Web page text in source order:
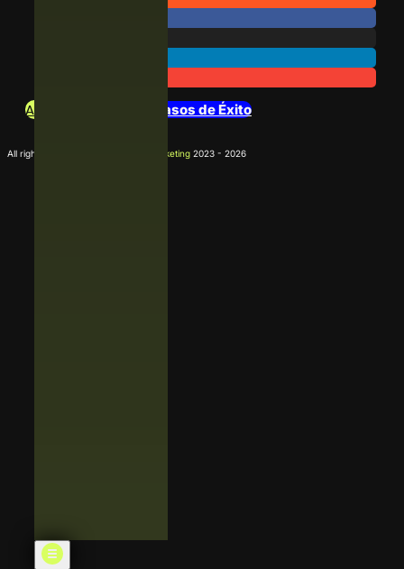
Archivo de Noticias Casos de Éxito
All rights reserved La Agencia D Marketing 2023 - 2026